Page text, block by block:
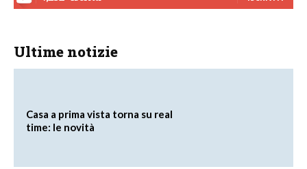
Ultime notizie
Casa a prima vista torna su real
time: le novità